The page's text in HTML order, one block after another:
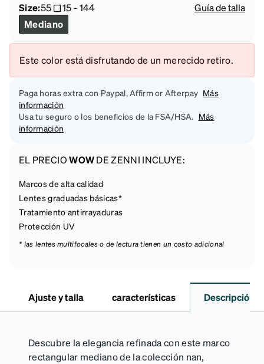
Size:55 15-144
Guía de talla
Mediano
Este color está disfrutando de un merecido retiro.
Paga horas extra con Paypal, Affirm or Afterpay Más
información
Usa tu seguro o los beneficios de la FSA/HSA. Más
información
EL PRECIOWOWDE ZENNI INCLUYE:
Marcos de alta calidad
Lentes graduadas básicas*
Tratamiento antirrayaduras
Protección UV
* las lentes multifocales o de lectura tienen un costo adicional
Ajuste y talla características Descripción
Descubre la elegancia refinada con este marco
rectangular mediano de la colección nan,